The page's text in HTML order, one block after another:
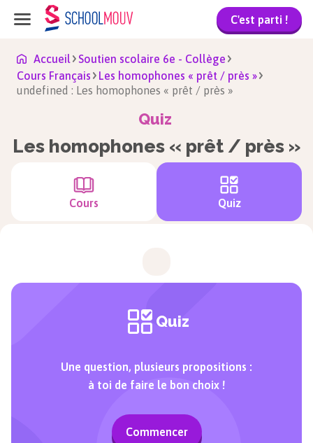
C'est parti !
Accueil
Soutien scolaire 6e - Collège
Cours Français
Les homophones « prêt / près »
undefined : Les homophones « prêt / près »
Quiz
Les homophones « prêt / près »
Cours Quiz
Quiz
Une question, plusieurs propositions :
à toi de faire le bon choix !
Commencer